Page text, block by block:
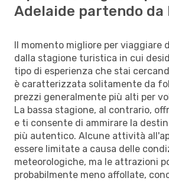
Adelaide partendo da
Il momento migliore per viaggiare
dalla stagione turistica in cui
tipo di esperienza che stai
è caratterizzata solitamente da
prezzi generalmente più alti per
La bassa stagione, al contrario,
e ti consente di ammirare la
più autentico. Alcune attività
essere limitate a causa delle
meteorologiche, ma le attrazioni
probabilmente meno affollate,